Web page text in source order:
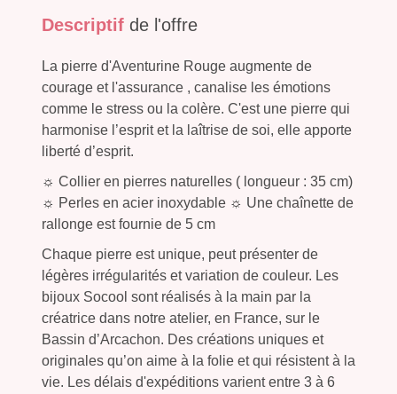
Descriptif de l'offre
La pierre d'Aventurine Rouge augmente de
courage et l'assurance , canalise les émotions
comme le stress ou la colère. C'est une pierre qui
harmonise l’esprit et la laîtrise de soi, elle apporte
liberté d’esprit.
☼ Collier en pierres naturelles ( longueur : 35 cm)
☼ Perles en acier inoxydable ☼ Une chaînette de
rallonge est fournie de 5 cm
Chaque pierre est unique, peut présenter de
légères irrégularités et variation de couleur. Les
bijoux Socool sont réalisés à la main par la
créatrice dans notre atelier, en France, sur le
Bassin d’Arcachon. Des créations uniques et
originales qu’on aime à la folie et qui résistent à la
vie. Les délais d'expéditions varient entre 3 à 6